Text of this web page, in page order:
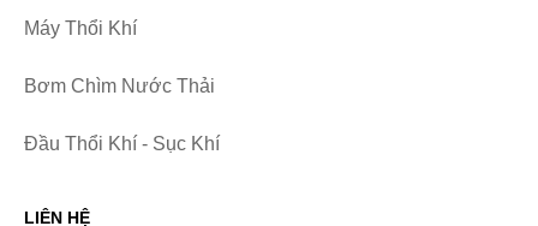
Máy Thổi Khí
Bơm Chìm Nước Thải
Đầu Thổi Khí - Sục Khí
LIÊN HỆ